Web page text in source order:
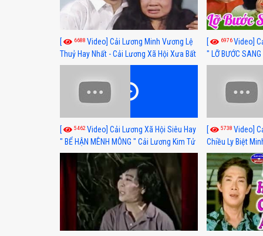
[ 6688 Video] Cải Lương Minh Vương Lệ
Thuỷ Hay Nhất - Cải Lương Xã Hội Xưa Bất
Hủ
[ 6976Video]
" LỠ BƯỚC
Thuỷ, Thanh
[ 5462 Video] Cải Lương Xã Hội Siêu Hay
" BỂ HẬN MÊNH MÔNG " Cải Lương Kim Tử
Long, Thanh Ngân Hay Nhất
[ 5738 Video]
Chiều Ly Biệt
lương xã hội hay